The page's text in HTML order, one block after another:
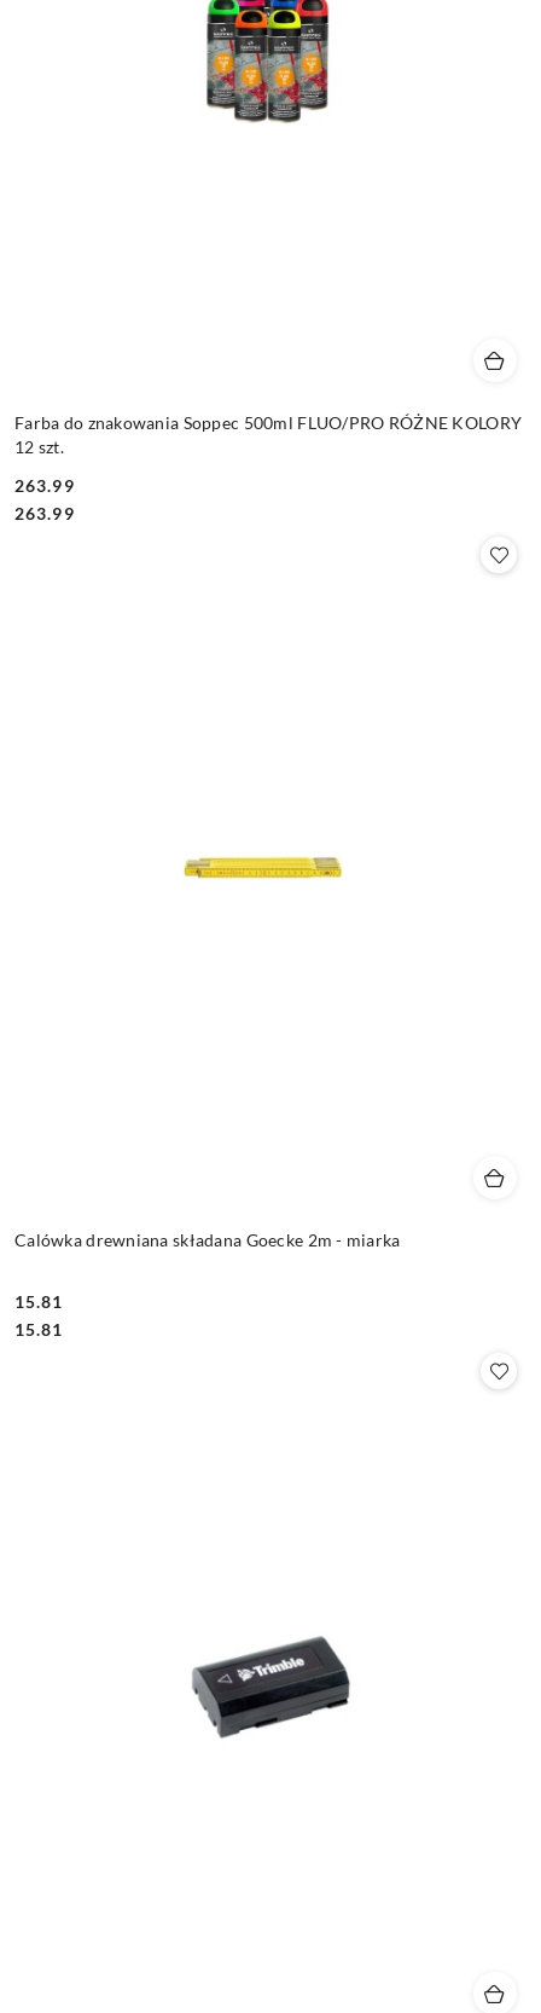
Farba do znakowania Soppec 500ml FLUO/PRO RÓŻNE KOLORY
12 szt.
Cena:
263.99
Cena:
263.99
Calówka drewniana składana Goecke 2m - miarka
Cena:
15.81
Cena:
15.81